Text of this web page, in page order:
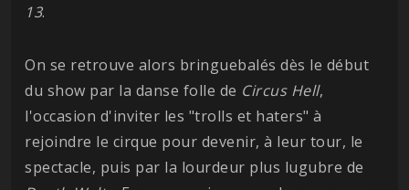
13.
On se retrouve alors bringuebalés dès le début
du show par la danse folle de Circus Hell,
l'occasion d'inviter les "trolls et haters" à
rejoindre le cirque pour devenir, à leur tour, le
spectacle, puis par la lourdeur plus lugubre de